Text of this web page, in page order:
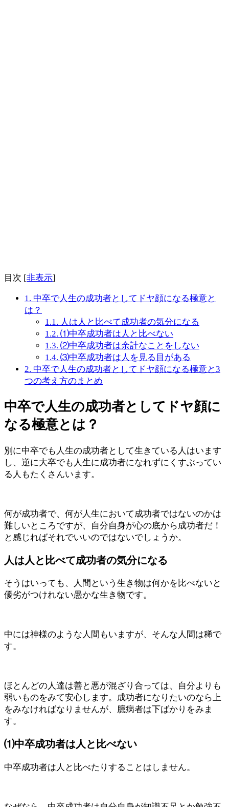
目次 [非表示]
1. 中卒で人生の成功者としてドヤ顔になる極意と
は？
1.1. 人は人と比べて成功者の気分になる
1.2. ⑴中卒成功者は人と比べない
1.3. ⑵中卒成功者は余計なことをしない
1.4. ⑶中卒成功者は人を見る目がある
2. 中卒で人生の成功者としてドヤ顔になる極意と3
つの考え方のまとめ
中卒で人生の成功者としてドヤ顔に
なる極意とは？
別に中卒でも人生の成功者として生きている人はいます
し、逆に大卒でも人生に成功者になれずにくすぶってい
る人もたくさんいます。
何が成功者で、何が人生において成功者ではないのかは
難しいところですが、自分自身が心の底から成功者だ！
と感じればそれでいいのではないでしょうか。
人は人と比べて成功者の気分になる
そうはいっても、人間という生き物は何かを比べないと
優劣がつけれない愚かな生き物です。
中には神様のような人間もいますが、そんな人間は稀で
す。
ほとんどの人達は善と悪が混ざり合っては、自分よりも
弱いものをみて安心します。成功者になりたいのなら上
をみなければなりませんが、臆病者は下ばかりをみま
す。
⑴中卒成功者は人と比べない
中卒成功者は人と比べたりすることはしません。